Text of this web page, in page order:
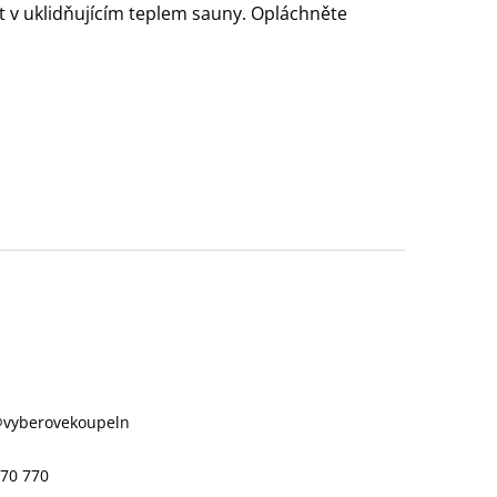
uklidňujícím teplem sauny. Opláchněte
vyberovekoupeln
770